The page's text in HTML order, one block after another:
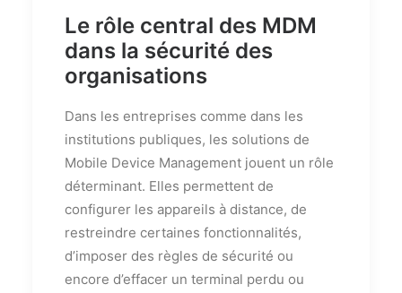
Le rôle central des MDM
dans la sécurité des
organisations
Dans les entreprises comme dans les
institutions publiques, les solutions de
Mobile Device Management jouent un rôle
déterminant. Elles permettent de
configurer les appareils à distance, de
restreindre certaines fonctionnalités,
d’imposer des règles de sécurité ou
encore d’effacer un terminal perdu ou